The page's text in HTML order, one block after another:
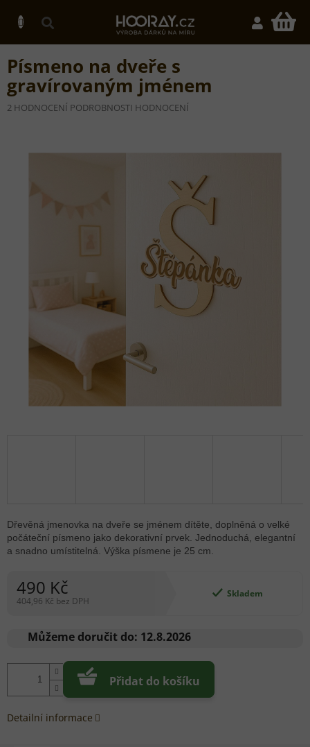
obsah
Písmeno na dveře s
gravírovaným jménem
PRŮMĚRNÉ
2 HODNOCENÍ PODROBNOSTI HODNOCENÍ
490 Kč
404,96 Kč bez DPH
cena:
Skladem
Můžeme doručit do: 12.8.2026
Přidat do košíku
Dřevěná jmenovka na dveře se jménem dítěte, doplněná o velké
počáteční písmeno jako dekorativní prvek. Jednoduchá, elegantní
a snadno umístitelná. Výška písmene je 25 cm.
Detailní informace